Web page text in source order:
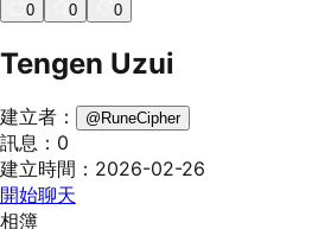
0 0 0
Tengen Uzui
建立者： @ RuneCipher
訊息： 0
建立時間： 2026-02-26
開始聊天
相簿